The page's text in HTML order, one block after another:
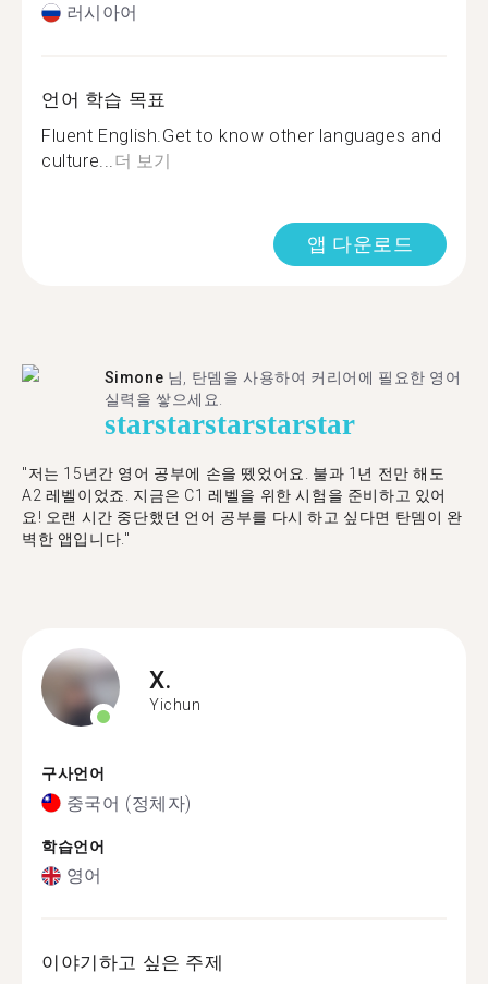
러시아어
언어 학습 목표
Fluent English.Get to know other languages and
culture...더 보기
앱 다운로드
Simone 님, 탄뎀을 사용하여 커리어에 필요한 영어
실력을 쌓으세요.
starstarstarstarstar
"저는 15년간 영어 공부에 손을 뗐었어요. 불과 1년 전만 해도
A2 레벨이었죠. 지금은 C1 레벨을 위한 시험을 준비하고 있어
요! 오랜 시간 중단했던 언어 공부를 다시 하고 싶다면 탄뎀이 완
벽한 앱입니다."
X.
Yichun
구사언어
중국어 (정체자)
학습언어
영어
이야기하고 싶은 주제